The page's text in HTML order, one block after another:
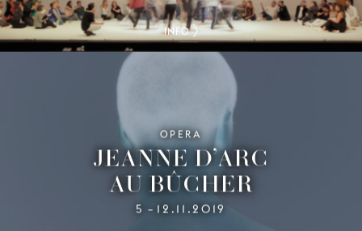
INFO
OPERA
JEANNE D’ARC
AU BÛCHER
5 – 12.11.2019